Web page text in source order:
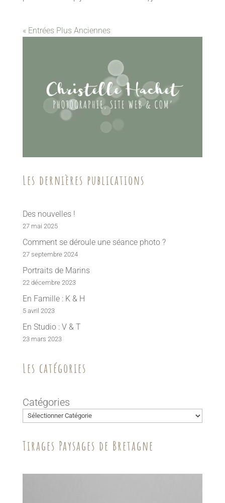
« Entrées Plus Anciennes
Les dernières publications
Des nouvelles !
27 mai 2025
Comment se déroule une séance photo ?
27 septembre 2024
Portraits de Marins
22 décembre 2023
En Famille : K & H
5 avril 2023
En Studio : V & T
23 mars 2023
Les catégories
Catégories
Tirages Paysages de Bretagne